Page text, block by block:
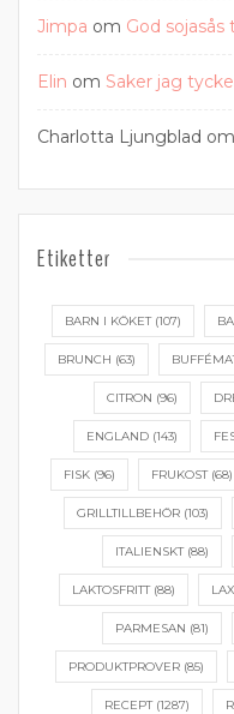
Jimpa om God sojasås
Elin om Saker jag
Charlotta Ljungblad om
Etiketter
BARN I KÖKET(107)
BRUNCH (63)
CITRON (96)
ENGLAND(143)
FISK(96) FRUKOST(68)
GRILLTILLBEHÖR (103)
ITALIENSKT(88)
LAKTOSFRITT(88) LAX
PARMESAN (81)
PRODUKTPROVER(85)
RECEPT(1287)